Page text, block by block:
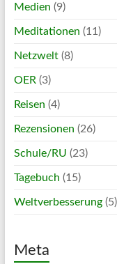
Medien (9)
Meditationen (11)
Netzwelt(8)
OER (3)
Reisen (4)
Rezensionen (26)
Schule/RU (23)
Tagebuch (15)
Weltverbesserung(5)
Meta